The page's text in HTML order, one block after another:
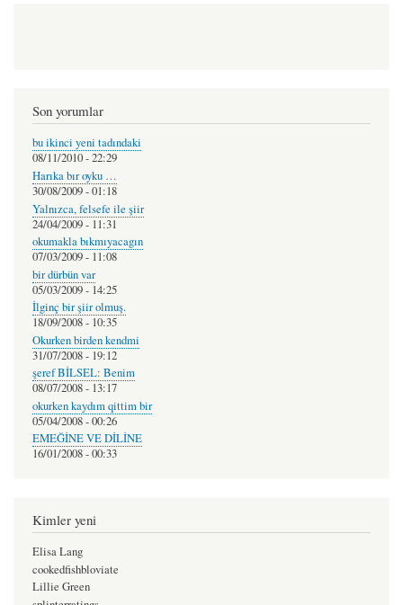
Son yorumlar
bu ikinci yeni tadındaki
08/11/2010 - 22:29
Harıka bır oyku …
30/08/2009 - 01:18
Yalnızca, felsefe ile şiir
24/04/2009 - 11:31
okumakla bıkmıyacagın
07/03/2009 - 11:08
bir dürbün var
05/03/2009 - 14:25
İlginç bir şiir olmuş.
18/09/2008 - 10:35
Okurken birden kendmi
31/07/2008 - 19:12
şeref BİLSEL: Benim
08/07/2008 - 13:17
okurken kaydım qittim bir
05/04/2008 - 00:26
EMEĞİNE VE DİLİNE
16/01/2008 - 00:33
Kimler yeni
Elisa Lang
cookedfishbloviate
Lillie Green